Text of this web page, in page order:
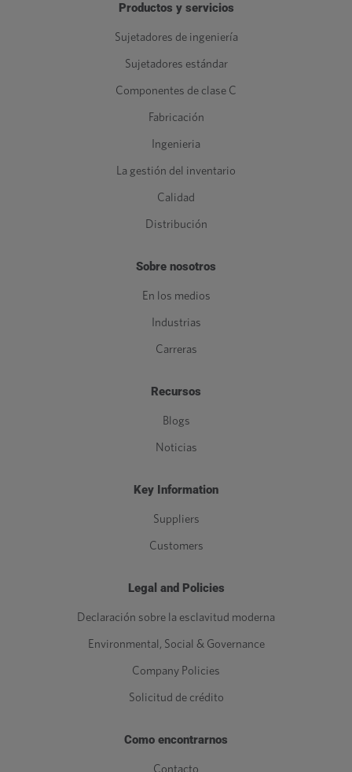
Productos y servicios
Sujetadores de ingeniería
Sujetadores estándar
Componentes de clase C
Fabricación
Ingenieria
La gestión del inventario
Calidad
Distribución
Sobre nosotros
En los medios
Industrias
Carreras
Recursos
Blogs
Noticias
Key Information
Suppliers
Customers
Legal and Policies
Declaración sobre la esclavitud moderna
Environmental, Social & Governance
Company Policies
Solicitud de crédito
Como encontrarnos
Contacto